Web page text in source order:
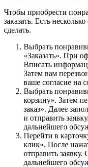
Чтобы приобрести
заказать. Есть
сделать.
Выбрать
«Заказать». При
Вписать
Затем вам
ваше согласие на
Выбрать
корзину». Затем
заказ». Далее
и отправить
дальнейшего
Перейти в
клик». После
отправить
дальнейшего